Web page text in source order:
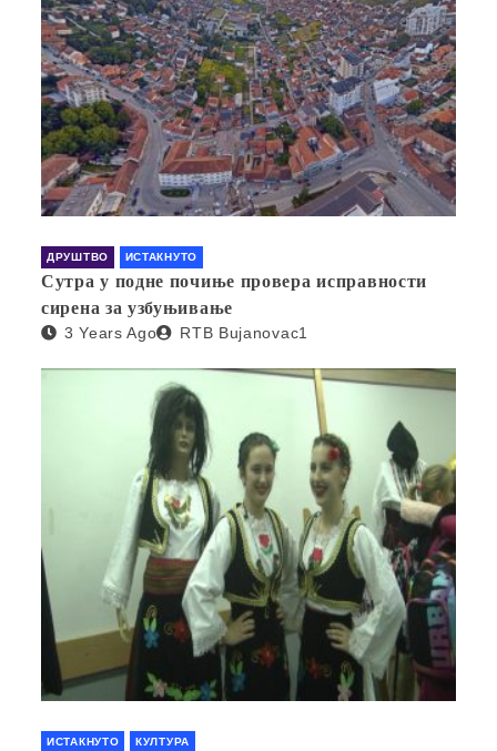
ДРУШТВО ИСТАКНУТО
Сутра у подне почиње провера исправности
сирена за узбуњивање
3 Years Ago RTB Bujanovac1
ИСТАКНУТО КУЛТУРА